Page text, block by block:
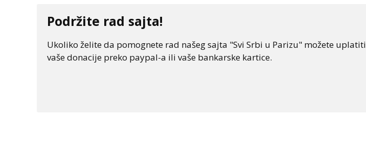
Podržite rad sajta!
Ukoliko želite da pomognete rad našeg sajta "Svi Srbi u Parizu" možete uplatiti
vaše donacije preko paypal-a ili vaše bankarske kartice.